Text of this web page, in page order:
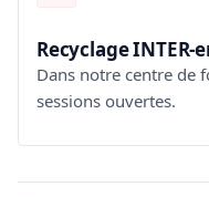
Recyclage INTER-
Dans notre centre de
sessions ouvertes.